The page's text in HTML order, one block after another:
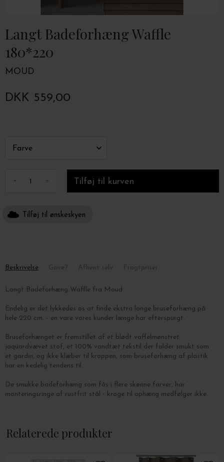
Langt Badeforhæng Waffle
180*220
MOUD
DKK 559,00
- +
Tilføj til ønskeskyen
Beskrivelse
Langt Badeforhæng Waffle fra Moud
Endelig er det lykkedes os at finde ekstra lange bruseforhæng på
hele 220 cm. - en vare vores kunder længe har efterspurgt.
Bruseforhænget er fremstillet af et blødt vaffelmønstret
jaquardvævet stof, et 100% vandtæt tekstil der falder smukt som
et gardin, og ikke klæber til kroppen, som bruseforhæng af plastik
har en kedelig tendens til.
De smukke badeforhæng som fås i flere skønne farver, har
monteringsringe af rustfrit stål - kroge til ophæng medfølger ikke.
Vælg farve i drop down menuen.
Relaterede produkter